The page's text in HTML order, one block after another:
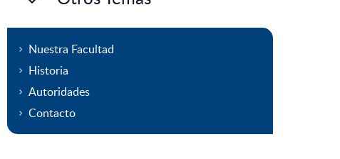
Nuestra Facultad
Historia
Autoridades
Contacto